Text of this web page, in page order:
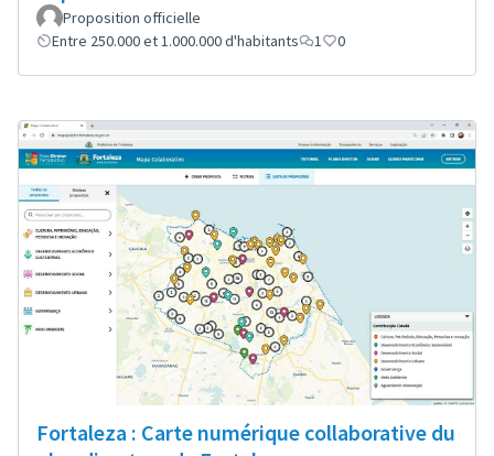
Proposition officielle
Entre 250.000 et 1.000.000 d'habitants
1 0
Fortaleza : Carte numérique collaborative du